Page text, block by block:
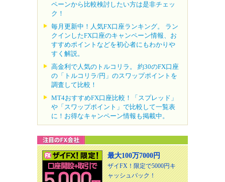
ペーンから比較検討したい方は是非チェッ
ク！
毎月更新中！人気FX口座ランキング。 ラン
クインしたFX口座のキャンペーン情報、お
すすめポイントなどを初心者にもわかりや
すく解説。
高金利で人気のトルコリラ。 約30のFX口座
の「トルコリラ/円」のスワップポイントを
調査して比較！
MT4おすすめFX口座比較！「スプレッド」
や「スワップポイント」で比較して一覧表
に！お得なキャンペーン情報も掲載中。
最大100万7000円
ザイFX！限定で5000円キ
ャッシュバック！